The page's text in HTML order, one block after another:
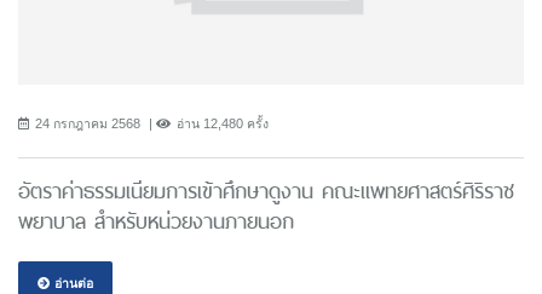
24 กรกฎาคม 2568 อ่าน 12,480 ครั้ง
อัตราค่าธรรมเนียมการเข้าศึกษาดูงาน คณะแพทยศาสตร์ศิริราช
พยาบาล สำหรับหน่วยงานภายนอก
อ่านต่อ